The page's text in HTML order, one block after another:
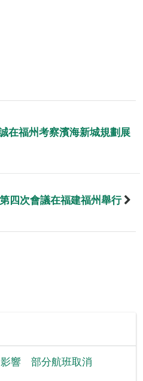
在福州考察濱海新城規劃展
四次會議在福建福州舉行
影響 部分航班取消